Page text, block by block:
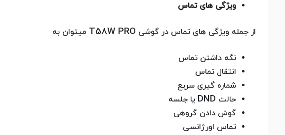
ویژگی های تماس
از جمله ویژگی های تماس در گوشی T58W PRO میتوان به
نگه داشتن تماس
انتقال تماس
شماره گیری سریع
حالت DND یا جلسه
گوش دادن گروهی
تماس اورژانسی